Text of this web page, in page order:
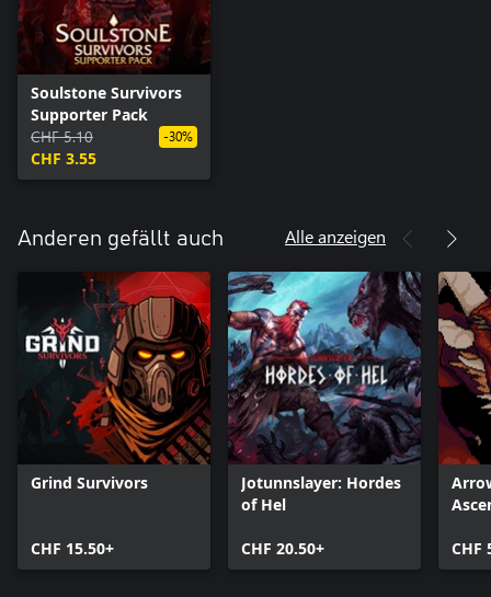
Soulstone Survivors
Supporter Pack
CHF 5.10
CHF 3.55
-30%
Anderen gefällt auch Alle anzeigen
Grind Survivors
CHF 15.50+
Jotunnslayer: Hordes
of Hel
CHF 20.50+ CHF